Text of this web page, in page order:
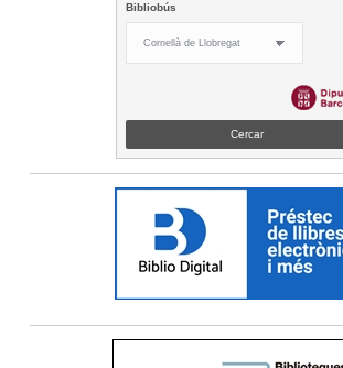
Bibliobús